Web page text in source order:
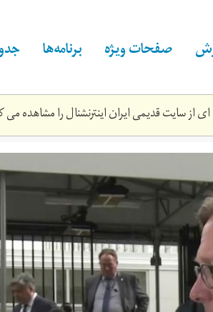
صفحات ویژه برنامه‌ها
از سایت قدیمی ایران اینترنشنال را مشاهده